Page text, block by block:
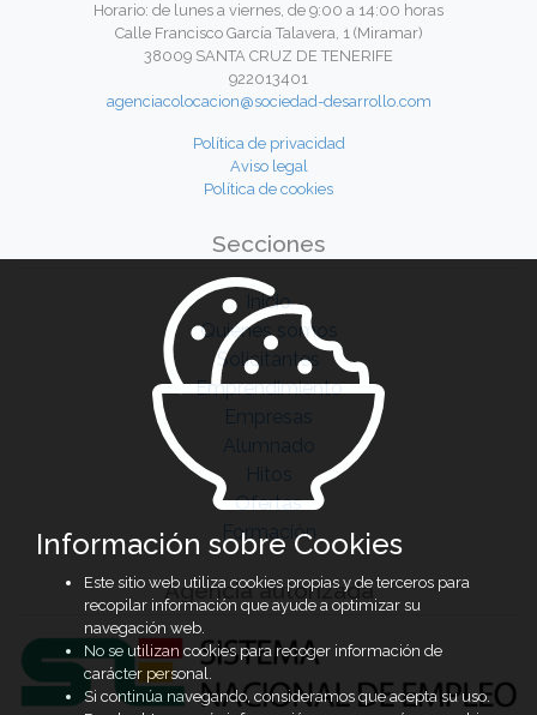
Horario: de lunes a viernes, de 9:00 a 14:00 horas
Calle Francisco García Talavera, 1 (Miramar)
38009 SANTA CRUZ DE TENERIFE
922013401
agenciacolocacion@sociedad-desarrollo.com
Política de privacidad
Aviso legal
Política de cookies
Secciones
Inicio
Quiénes somos
Solicitantes
Emprendimiento
Empresas
Alumnado
Hitos
Ofertas
Formación
Agencia autorizada
Información sobre Cookies
Este sitio web utiliza cookies propias y de terceros para
recopilar información que ayude a optimizar su
navegación web.
No se utilizan cookies para recoger información de
carácter personal.
Si continúa navegando, consideramos que acepta su uso.